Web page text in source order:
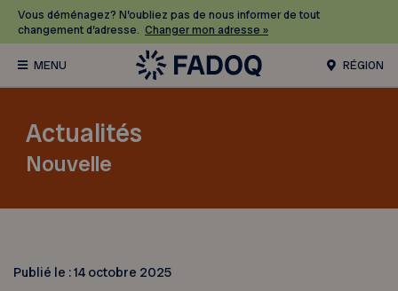
Vous déménagez? N’oubliez pas de nous informer de tout
changement d’adresse. Changer mon adresse »
RÉGION
Actualités
Nouvelle
Publié le :14 octobre 2025